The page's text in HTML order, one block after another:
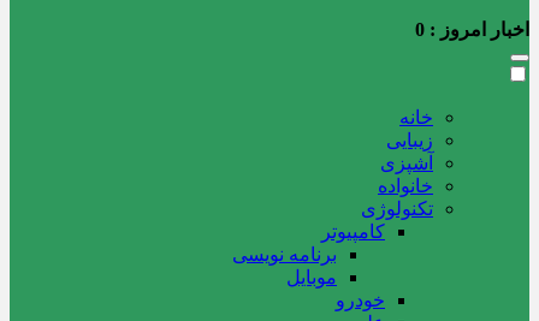
اخبار امروز : 0
خانه
زیبایی
آشپزی
خانواده
تکنولوژی
کامپیوتر
برنامه نویسی
موبایل
خودرو